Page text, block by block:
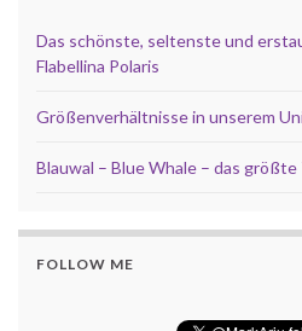
Das schönste, seltenste und
Flabellina Polaris
Größenverhältnisse in unserem
Blauwal – Blue Whale – das
FOLLOW ME